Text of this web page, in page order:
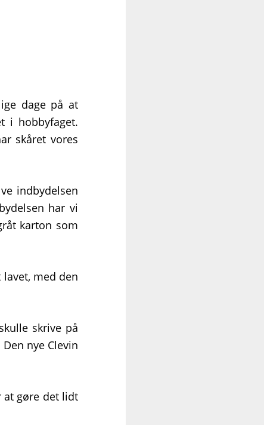
dage på at
i hobbyfaget.
skåret vores
indbydelsen
har vi
karton som
med den
skrive på
at gøre det lidt